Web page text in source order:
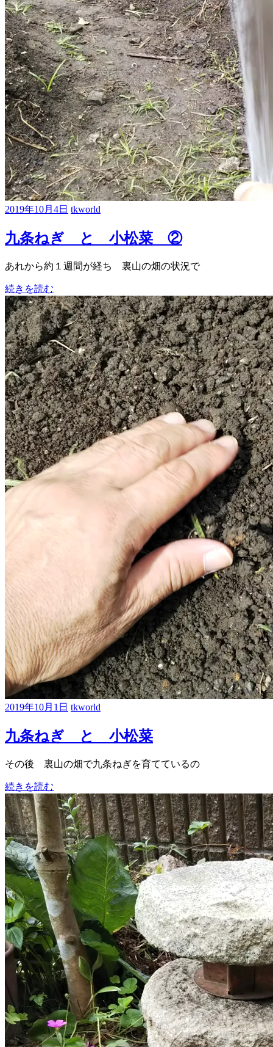
2019年10月4日 tkworld
九条ねぎ と 小松菜 ②
あれから約１週間が経ち 裏山の畑の状況で
続きを読む
2019年10月1日 tkworld
九条ねぎ と 小松菜
その後 裏山の畑で九条ねぎを育てているの
続きを読む